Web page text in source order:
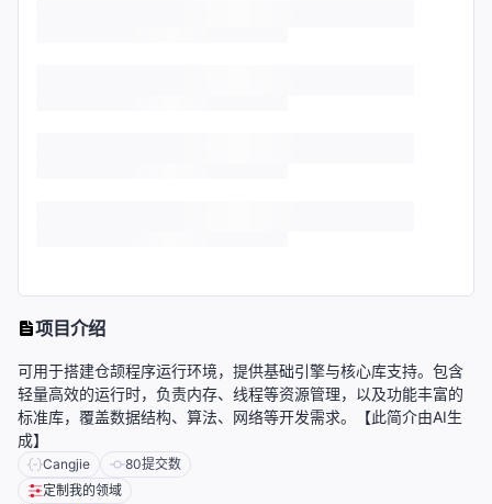
项目介绍
可用于搭建仓颉程序运行环境，提供基础引擎与核心库支持。包含
轻量高效的运行时，负责内存、线程等资源管理，以及功能丰富的
标准库，覆盖数据结构、算法、网络等开发需求。【此简介由AI生
成】
Cangjie 80提交数
定制我的领域